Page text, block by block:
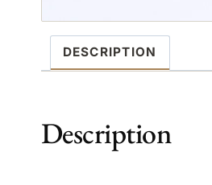
DESCRIPTION
Description